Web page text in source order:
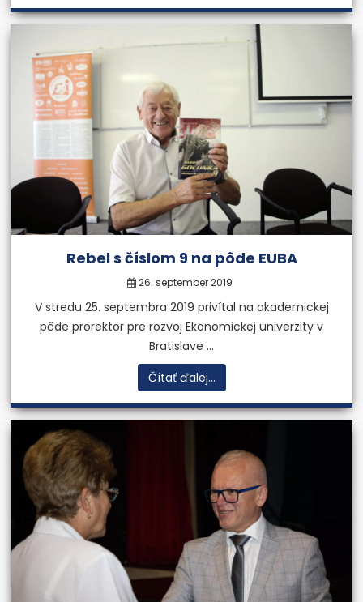
Rebel s číslom 9 na pôde EUBA
26. september 2019
V stredu 25. septembra 2019 privítal na akademickej
pôde prorektor pre rozvoj Ekonomickej univerzity v
Bratislave ...
Čítať ďalej...